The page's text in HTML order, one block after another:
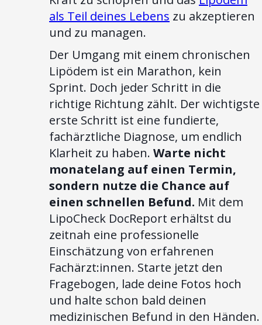
als Teil deines Lebens zu akzeptieren
und zu managen.
Der Umgang mit einem chronischen
Lipödem ist ein Marathon, kein
Sprint. Doch jeder Schritt in die
richtige Richtung zählt. Der wichtigste
erste Schritt ist eine fundierte,
fachärztliche Diagnose, um endlich
Klarheit zu haben. Warte nicht
monatelang auf einen Termin,
sondern nutze die Chance auf
einen schnellen Befund. Mit dem
LipoCheck DocReport erhältst du
zeitnah eine professionelle
Einschätzung von erfahrenen
Fachärzt:innen. Starte jetzt den
Fragebogen, lade deine Fotos hoch
und halte schon bald deinen
medizinischen Befund in den Händen.